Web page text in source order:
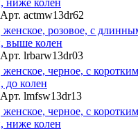
Арт. actmw13dr62
Арт. lrbarw13dr03
Арт. lmfsw13dr13